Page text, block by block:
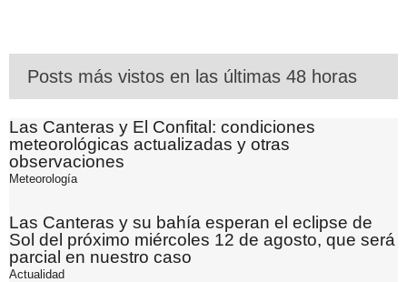
Posts más vistos en las últimas 48 horas
Las Canteras y El Confital: condiciones
meteorológicas actualizadas y otras
observaciones
Meteorología
Las Canteras y su bahía esperan el eclipse de
Sol del próximo miércoles 12 de agosto, que será
parcial en nuestro caso
Actualidad